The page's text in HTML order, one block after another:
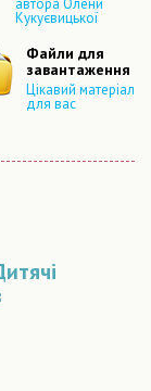
автора Олени
Кукуєвицької
Файли для
завантаження
Цікавий матеріал
для вас